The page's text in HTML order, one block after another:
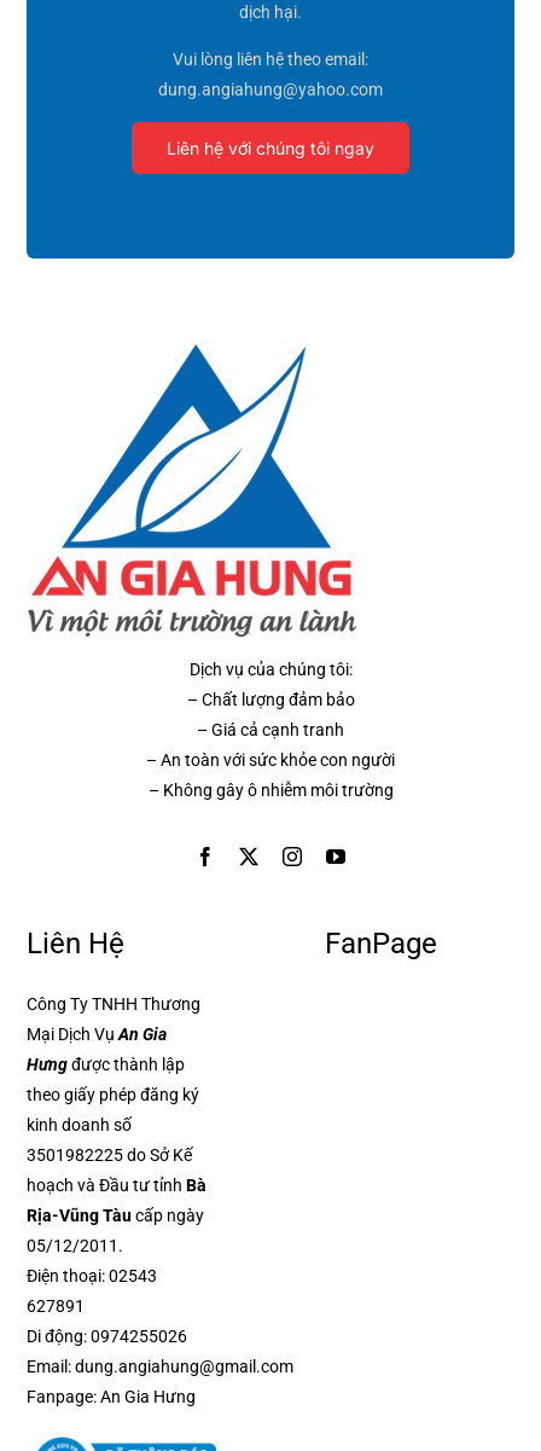
dịch hại.
Vui lòng liên hệ theo email:
dung.angiahung@yahoo.com
Liên hệ với chúng tôi ngay
Dịch vụ của chúng tôi:
– Chất lượng đảm bảo
– Giá cả cạnh tranh
– An toàn với sức khỏe con người
– Không gây ô nhiễm môi trường
Liên Hệ
Công Ty TNHH Thương
Mại Dịch Vụ An Gia
Hưngđược thành lập
theo giấy phép đăng ký
kinh doanh số
3501982225 do Sở Kế
hoạch và Đầu tư tỉnhBà
Rịa-Vũng Tàucấp ngày
05/12/2011.
Điện thoại:02543
627891
Di động:0974255026
Email:dung.angiahung@gmail.com
Fanpage:An Gia Hưng
FanPage